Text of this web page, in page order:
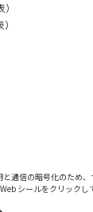
通信の暗号化のため
シールをクリック